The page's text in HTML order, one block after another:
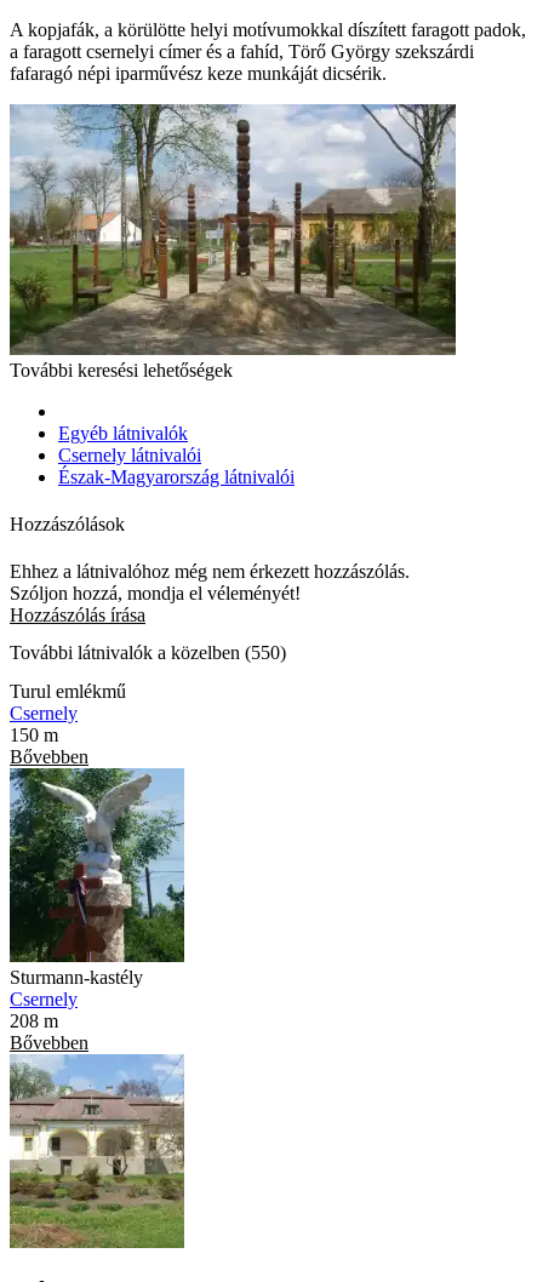
A kopjafák, a körülötte helyi motívumokkal díszített faragott padok,
a faragott csernelyi címer és a fahíd, Törő György szekszárdi
fafaragó népi iparművész keze munkáját dicsérik.
További keresési lehetőségek
Egyéb látnivalók
Csernely látnivalói
Észak-Magyarország látnivalói
Hozzászólások
Ehhez a látnivalóhoz még nem érkezett hozzászólás.
Szóljon hozzá, mondja el véleményét!
Hozzászólás írása
További látnivalók a közelben (550)
Turul emlékmű
Csernely
150 m
Bővebben
Sturmann-kastély
Csernely
208 m
Bővebben